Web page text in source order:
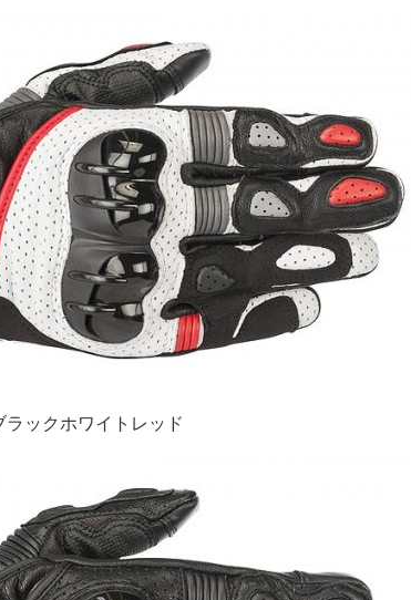
ラックホワイトレッド